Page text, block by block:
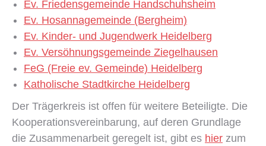
Ev. Friedensgemeinde Handschuhsheim
Ev. Hosannagemeinde (Bergheim)
Ev. Kinder- und Jugendwerk Heidelberg
Ev. Versöhnungsgemeinde Ziegelhausen
FeG (Freie ev. Gemeinde) Heidelberg
Katholische Stadtkirche Heidelberg
Der Trägerkreis ist offen für weitere Beteiligte. Die
Kooperationsvereinbarung, auf deren Grundlage
die Zusammenarbeit geregelt ist, gibt es hier zum